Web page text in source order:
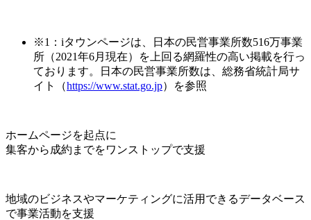
※1：iタウンページは、日本の民営事業所数516万事業
所（2021年6月現在）を上回る網羅性の高い掲載を行っ
ております。日本の民営事業所数は、総務省統計局サ
イト（https://www.stat.go.jp）を参照
ホームページを起点に
集客から成約までをワンストップで支援
地域のビジネスやマーケティングに活用できるデータベース
で事業活動を支援